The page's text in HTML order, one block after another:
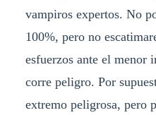
vampiros expertos. No
100%, pero no
esfuerzos ante el menor
corre peligro. Por
extremo peligrosa, pero